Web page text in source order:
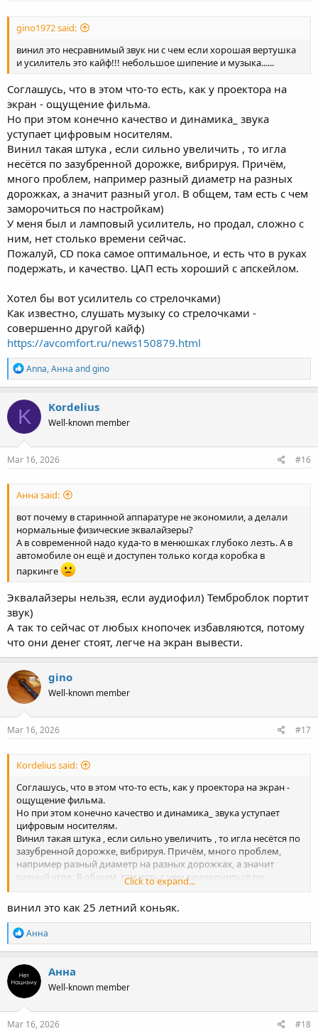
gino1972 said:
винил это несравнимый звук ни с чем если хорошая вертушка
и усилитель это кайф!!! небольшое шипение и музыка......
Соглашусь, что в этом что-то есть, как у проектора на
экран - ощущение фильма.
Но при этом конечно качество и динамика_ звука
уступает цифровым носителям.
Винил такая штука , если сильно увеличить , то игла
несётся по зазубренной дорожке, вибрируя. Причём,
много проблем, например разный диаметр на разных
дорожках, а значит разный угол. В общем, там есть с чем
заморочиться по настройкам)
У меня был и ламповый усилитель, но продал, сложно с
ним, нет столько времени сейчас.
Пожалуй, CD пока самое оптимальное, и есть что в руках
подержать, и качество. ЦАП есть хороший с апскейлом.
Хотел бы вот усилитель со стрелочками)
Как известно, слушать музыку со стрелочками -
совершенно другой кайф)
https://avcomfort.ru/news150879.html
R
e
a
c
t
i
o
n
s
Anna,Анна andgino
K Kordelius
Well-known member
Mar 16, 2026 #16
Анна said:
вот почему в старинной аппаратуре не экономили, а делали
нормальные физические эквалайзеры?
А в современной надо куда-то в менюшках глубоко лезть. А в
автомобиле он ещё и доступен только когда коробка в
паркинге
Эквалайзеры нельзя, если аудиофил) Темброблок портит
звук)
А так то сейчас от любых кнопочек избавляются, потому
что они денег стоят, легче на экран вывести.
gino
Well-known member
Mar 16, 2026 #17
Kordelius said:
Соглашусь, что в этом что-то есть, как у проектора на экран -
ощущение фильма.
Но при этом конечно качество и динамика_ звука уступает
цифровым носителям.
Винил такая штука , если сильно увеличить , то игла несётся по
зазубренной дорожке, вибрируя. Причём, много проблем,
например разный диаметр на разных дорожках, а значит
разный угол. В общем, там есть с чем заморочиться по
У меня был и ламповый усилитель, но продал, сложно с ним,
нет столько времени сейчас.
Пожалуй, CD пока самое оптимальное, и есть что в руках
подержать, и качество. ЦАП есть хороший с апскейлом.
Хотел бы вот усилитель со стрелочками)
Как известно, слушать музыку со стрелочками - совершенно
другой кайф)
https://avcomfort.ru/news150879.html
Click to expand...
винил это как 25 летний коньяк.
R
e
a
c
t
i
o
n
s
Анна
Анна
Well-known member
Mar 16, 2026 #18